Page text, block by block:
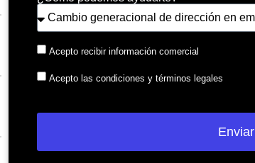
Acepto recibir información comercial
Acepto las condiciones y términos legales
Enviar